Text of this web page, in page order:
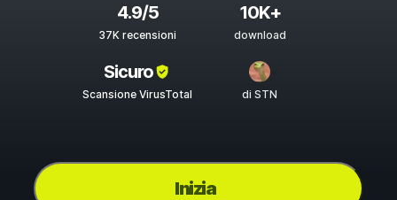
4.9/5
37K recensioni
10K+
download
Sicuro
Scansione VirusTotal di STN
Inizia